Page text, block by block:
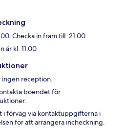
Checka in fram till: 21.00.
är kl. 11.00
ingen reception.
boendet för
i förväg via kontaktuppgifterna i
för att arrangera incheckning.